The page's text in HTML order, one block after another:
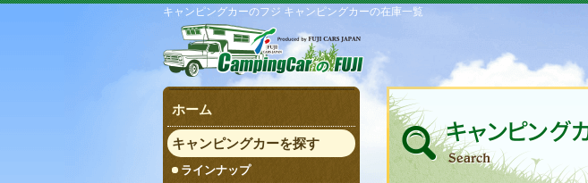
キャンピングカーのフジ キャンピングカーの在庫一覧
ホーム
キャンピングカーを探す
ラインナップ